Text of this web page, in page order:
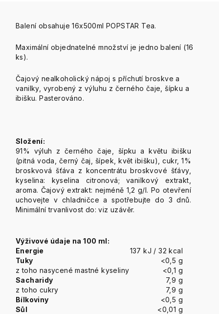
Balení obsahuje 16x500ml POPSTAR Tea.
Maximální objednatelné množství je jedno balení (16
ks).
Čajový nealkoholický nápoj s příchutí broskve a
vanilky, vyrobený z výluhu z černého čaje, šípku a
ibišku. Pasterováno.
Složení:
91% výluh z černého čaje, šípku a květu ibišku
(pitná voda, černý čaj, šípek, květ ibišku), cukr, 1%
broskvová šťáva z koncentrátu broskvové šťávy,
kyselina: kyselina citronová; vanilkový extrakt,
aroma. Čajový extrakt: nejméně 1,2 g/l. Po otevření
uchovejte v chladničce a spotřebujte do 3 dnů.
Minimální trvanlivost do: viz uzávěr.
Výživové údaje na 100 ml:
Energie
137 kJ / 32 kcal
Tuky
<0,5 g
z toho nasycené mastné kyseliny
<0,1 g
Sacharidy
7,9 g
z toho cukry
7,9 g
Bílkoviny
<0,5 g
Sůl
<0,01 g